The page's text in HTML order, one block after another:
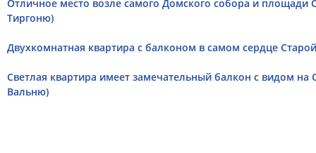
Отличное место возле самого Домского собора и площади
Тиргоню)
Двухкомнатная квартира с балконом в самом сердце
Cветлая квартира имеет замечательный балкон с видом
Вальню)